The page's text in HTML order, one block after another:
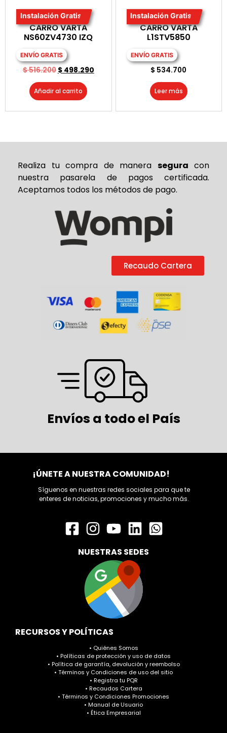
Instalación Gratis
BATERIA PARA
CARRO VARTA
NS60ZV4730 IZQ
ENVÍO GRATIS
$516.200 $498.290
Añadir al carrito
Instalación Gratis
BATERIA PARA
CARRO VARTA
L1STV5850
ENVÍO GRATIS
$ 534.700
Leer más
Realiza tu compra de manera segura con
nuestra pasarela de pagos certificada.
Aceptamos todos los métodos de pago.
Recaudo Cartera
Envíos a todo el País
¡ÚNETE A NUESTRA COMUNIDAD!
Síguenos en nuestras redes sociales para que te
enteres de noticias, promociones y mucho más.
NUESTRAS SEDES
RECURSOS Y POLÍTICAS
• Quiénes Somos
• Políticas de protección y uso de datos
• Política de garantía, devolución y reembolso
• Términos y Condiciones de uso del sitio
• Registra tu PQR
• Recaudos Cartera
• Términos y Condiciones Promociones
• Manual de Usuario
• Ética Empresarial